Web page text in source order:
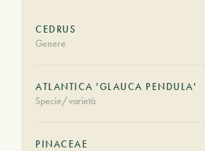
CEDRUS
Genere
ATLANTICA 'GLAUCA PENDULA'
Specie/varietà
PINACEAE